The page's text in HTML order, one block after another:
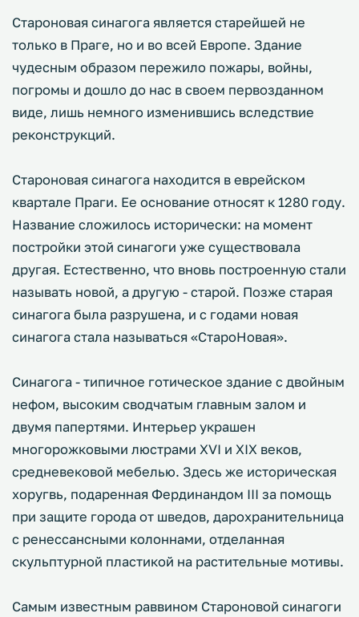
Староновая синагога является старейшей не
только в Праге, но и во всей Европе. Здание
чудесным образом пережило пожары, войны,
погромы и дошло до нас в своем первозданном
виде, лишь немного изменившись вследствие
реконструкций.
Староновая синагога находится в еврейском
квартале Праги. Ее основание относят к 1280 году.
Название сложилось исторически: на момент
постройки этой синагоги уже существовала
другая. Естественно, что вновь построенную стали
называть новой, а другую - старой. Позже старая
синагога была разрушена, и с годами новая
синагога стала называться «СтароНовая».
Синагога - типичное готическое здание с двойным
нефом, высоким сводчатым главным залом и
двумя папертями. Интерьер украшен
многорожковыми люстрами XVI и XIX веков,
средневековой мебелью. Здесь же историческая
хоругвь, подаренная Фердинандом III за помощь
при защите города от шведов, дарохранительница
с ренессансными колоннами, отделанная
скульптурной пластикой на растительные мотивы.
Самым известным раввином Староновой синагоги